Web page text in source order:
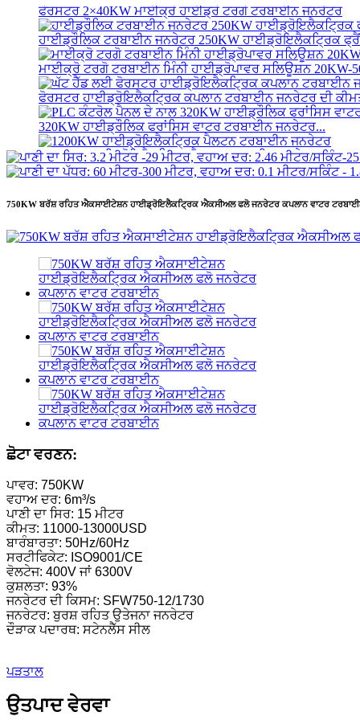
ਫੋਰਸਟਰ 2×40KW ਮਾਈਕ੍ਰੋ ਹਾਈਡ੍ਰੋ ਟਰਗੋ ਟਰਬਾਈਨ ਜਨਰੇਟਰ
ਹਾਈਡ੍ਰੌਲਿਕ ਟਰਬਾਈਨ ਜਨਰੇਟਰ 250KW ਹਾਈਡ੍ਰੋਇਲੈਕਟ੍ਰਿਕ
ਮਾਈਕ੍ਰੋ ਟਰਗੋ ਟਰਬਾਈਨ ਮਿੰਨੀ ਹਾਈਡ੍ਰੋਪਾਵਰ ਸਲਿਊਸ਼ਨ 20KW-
ਫੋਰਸਟਰ ਹਾਈਡ੍ਰੋਇਲੈਕਟ੍ਰਿਕ ਕਪਲਾਨ ਟਰਬਾਈਨ ਜਨਰੇਟਰ ਦੀ
320KW ਹਾਈਡ੍ਰੌਲਿਕ ਫਰਾਂਸਿਸ ਵਾਟਰ ਟਰਬਾਈਨ ਜਨਰੇਟਰ...
1200KW ਹਾਈਡ੍ਰੋਇਲੈਕਟ੍ਰਿਕ ਪੈਲਟਨ ਟਰਬਾਈਨ ਜਨਰੇਟਰ
ਘੱਟ ਸਿਵਲ ਉਸਾਰੀ ਲਾਗਤ ਉੱਚ ਕੁਸ਼ਲਤਾ ਘੱਟ ਹੀ...
20 ਫੁੱਟ 250KWh 582KWh ਕੰਟੇਨਰਾਈਜ਼ਡ ਲਿਥੀਅਮ-ਆਇਨ
ਛੋਟਾ 10kW 12kW 15kW 20kW ਮਾਈਕ੍ਰੋ ਹਾਈਡ੍ਰੋ ਫਿਕਸਡ ਬਲੇਡ
ਫੋਰਸਟਰ 2×40KW ਮਾਈਕ੍ਰੋ ਹਾਈਡ੍ਰੋ ਟਰਗੋ ਟਰਬਾਈਨ ਜਨਰੇਟਰ
ਹਾਈਡ੍ਰੌਲਿਕ ਪ੍ਰੋਪੈਲਰ ਟਰਬਾਈਨ 100kW ਕਪਲਾਨ ਟਰਬਾਈਨ
2200kW ਹਾਈਡ੍ਰੋ ਪਾਵਰ ਪੈਲਟਨ ਵਾਟਰ ਵ੍ਹੀਲ ਟਰਬਾਈਨ ਜਨਰੇਟਰ
ਛੋਟਾ ਕਪਲਾਨ ਟਰਬਾਈਨ 10KW 12KW 15KW ਮਾਈਕ੍ਰੋ
ਹਾਈਡ੍ਰੋਇਲੈਕਟ੍ਰਿਕ ਉਪਕਰਣ ਨਿਰਮਾਤਾ ਹਾਈਡ੍ਰੌਲਿਕ ਫ੍ਰੈਂਕ...
ਹਾਈਡ੍ਰੌਲਿਕ ਟਰਬਾਈਨ ਜਨਰੇਟਰ 250KW ਹਾਈਡ੍ਰੋਇਲੈਕਟ੍ਰਿਕ
ਮਾਈਕ੍ਰੋ ਟਰਗੋ ਟਰਬਾਈਨ ਮਿੰਨੀ ਹਾਈਡ੍ਰੋਪਾਵਰ ਸਲਿਊਸ਼ਨ 20KW-
ਫੋਰਸਟਰ ਹਾਈਡ੍ਰੋਇਲੈਕਟ੍ਰਿਕ ਕਪਲਾਨ ਟਰਬਾਈਨ ਜਨਰੇਟਰ ਦੀ
320KW ਹਾਈਡ੍ਰੌਲਿਕ ਫਰਾਂਸਿਸ ਵਾਟਰ ਟਰਬਾਈਨ ਜਨਰੇਟਰ...
1200KW ਹਾਈਡ੍ਰੋਇਲੈਕਟ੍ਰਿਕ ਪੈਲਟਨ ਟਰਬਾਈਨ ਜਨਰੇਟਰ
ਘੱਟ ਸਿਵਲ ਉਸਾਰੀ ਲਾਗਤ ਉੱਚ ਕੁਸ਼ਲਤਾ ਘੱਟ ਹੀ...
20 ਫੁੱਟ 250KWh 582KWh ਕੰਟੇਨਰਾਈਜ਼ਡ ਲਿਥੀਅਮ-ਆਇਨ ਬੈਟਰੀ...
750KW ਬਰੱਸ਼ ਰਹਿਤ ਐਕਸਾਈਟੇਸ਼ਨ ਹਾਈਡ੍ਰੋਇਲੈਕਟ੍ਰਿਕ ਐਕਸੀਅਲ ਫਲੋ ਜਨਰੇਟਰ ਕਪਲਾਨ ਵਾਟਰ
ਛੋਟਾ ਵਰਣਨ:
ਪਾਵਰ: 750KW
ਵਹਾਅ ਦਰ: 6m³/s
ਪਾਣੀ ਦਾ ਸਿਰ: 15 ਮੀਟਰ
ਕੀਮਤ: 11000-13000USD
ਬਾਰੰਬਾਰਤਾ: 50Hz/60Hz
ਸਰਟੀਫਿਕੇਟ: ISO9001/CE
ਵੋਲਟੇਜ: 400V ਜਾਂ 6300V
ਕੁਸ਼ਲਤਾ: 93%
ਜਨਰੇਟਰ ਦੀ ਕਿਸਮ: SFW750-12/1730
ਜਨਰੇਟਰ: ਬੁਰਸ਼ ਰਹਿਤ ਉਤੇਜਨਾ ਜਨਰੇਟਰ
ਦੌੜਾਕ ਪਦਾਰਥ: ਸਟੇਨਲੈੱਸ ਸੀਲ
ਪੜਤਾਲ
ਉਤਪਾਦ ਵੇਰਵਾ